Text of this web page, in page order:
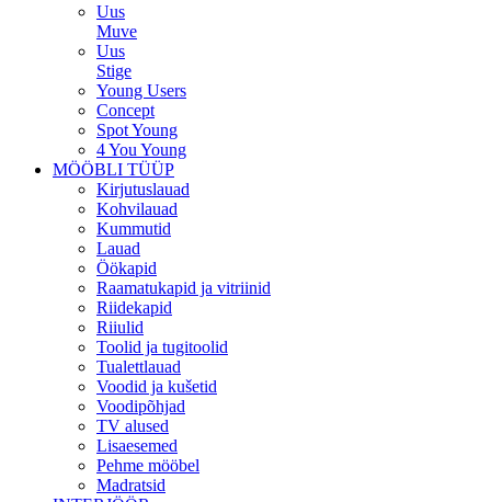
Uus
Muve
Uus
Stige
Young Users
Concept
Spot Young
4 You Young
MÖÖBLI TÜÜP
Kirjutuslauad
Kohvilauad
Kummutid
Lauad
Öökapid
Raamatukapid ja vitriinid
Riidekapid
Riiulid
Toolid ja tugitoolid
Tualettlauad
Voodid ja kušetid
Voodipõhjad
TV alused
Lisaesemed
Pehme mööbel
Madratsid